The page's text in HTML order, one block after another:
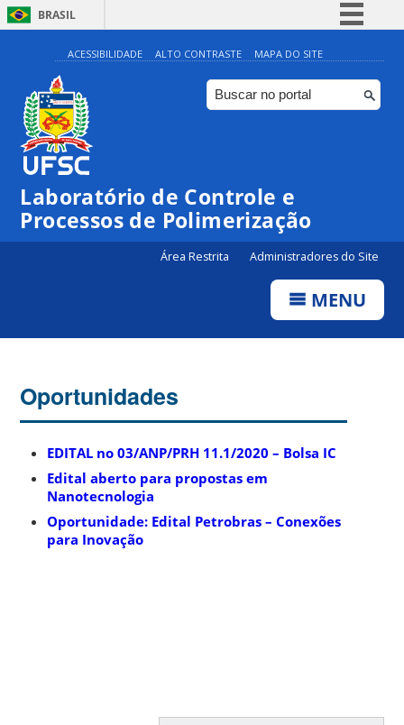
BRASIL
Simplifique!
Comunica BR
Participe
Canais
ACESSIBILIDADE ALTO CONTRASTE MAPA DO SITE
Laboratório de Controle e
Processos de Polimerização
Área Restrita Administradores do Site
MENU
Oportunidades
EDITAL no 03/ANP/PRH 11.1/2020 – Bolsa IC
Edital aberto para propostas em
Nanotecnologia
Oportunidade: Edital Petrobras – Conexões
para Inovação